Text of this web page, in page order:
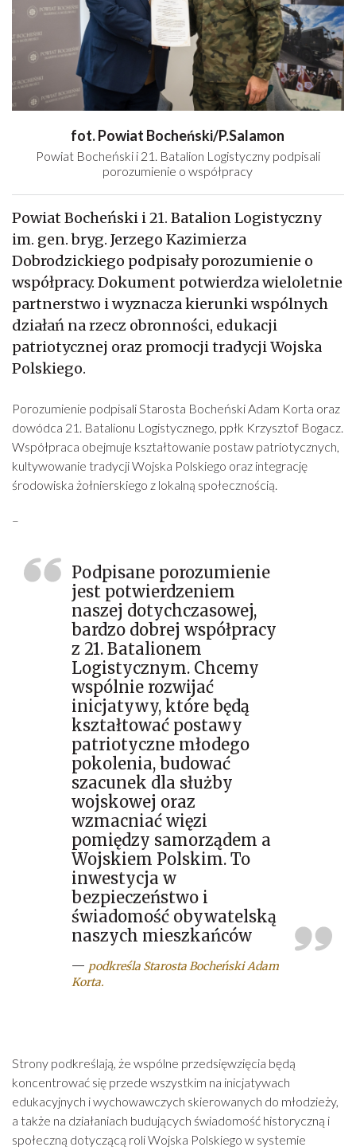
fot. Powiat Bocheński/P.Salamon
Powiat Bocheński i 21. Batalion Logistyczny podpisali
porozumienie o współpracy
Powiat Bocheński i 21. Batalion Logistyczny
im. gen. bryg. Jerzego Kazimierza
Dobrodzickiego podpisały porozumienie o
współpracy. Dokument potwierdza wieloletnie
partnerstwo i wyznacza kierunki wspólnych
działań na rzecz obronności, edukacji
patriotycznej oraz promocji tradycji Wojska
Polskiego.
Porozumienie podpisali Starosta Bocheński Adam Korta oraz
dowódca 21. Batalionu Logistycznego, ppłk Krzysztof Bogacz.
Współpraca obejmuje kształtowanie postaw patriotycznych,
kultywowanie tradycji Wojska Polskiego oraz integrację
środowiska żołnierskiego z lokalną społecznością.
–
Podpisane porozumienie
jest potwierdzeniem
naszej dotychczasowej,
bardzo dobrej współpracy
z 21. Batalionem
Logistycznym. Chcemy
wspólnie rozwijać
inicjatywy, które będą
kształtować postawy
patriotyczne młodego
pokolenia, budować
szacunek dla służby
wojskowej oraz
wzmacniać więzi
pomiędzy samorządem a
Wojskiem Polskim. To
inwestycja w
bezpieczeństwo i
świadomość obywatelską
naszych mieszkańców
— podkreśla Starosta Bocheński Adam
Korta.
Strony podkreślają, że wspólne przedsięwzięcia będą
koncentrować się przede wszystkim na inicjatywach
edukacyjnych i wychowawczych skierowanych do młodzieży,
a także na działaniach budujących świadomość historyczną i
społeczną dotyczącą roli Wojska Polskiego w systemie